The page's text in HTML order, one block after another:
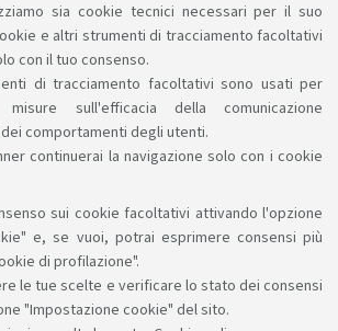
sia cookie tecnici necessari per il suo
e altri strumenti di tracciamento facoltativi
con il tuo consenso.
di tracciamento facoltativi sono usati per
sull'efficacia della comunicazione
comportamenti degli utenti.
continuerai la navigazione solo con i cookie
sui cookie facoltativi attivando l'opzione
e, se vuoi, potrai esprimere consensi più
di profilazione".
le tue scelte e verificare lo stato dei consensi
"Impostazione cookie" del sito.
il corso
già nel primo
il diritto alla conoscenza
Seguici su: